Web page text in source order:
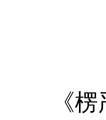
《楞严